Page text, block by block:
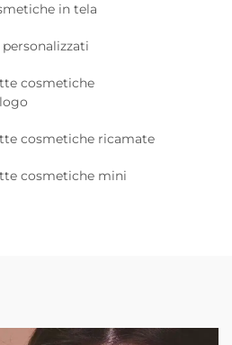
in tela
cosmetiche
cosmetiche ricamate
cosmetiche mini